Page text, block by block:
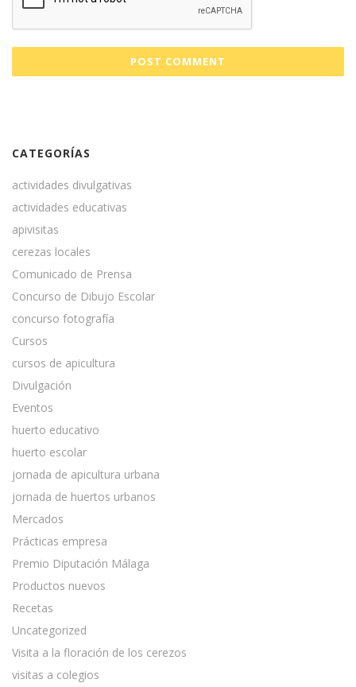
CATEGORÍAS
actividades divulgativas
actividades educativas
apivisitas
cerezas locales
Comunicado de Prensa
Concurso de Dibujo Escolar
concurso fotografía
Cursos
cursos de apicultura
Divulgación
Eventos
huerto educativo
huerto escolar
jornada de apicultura urbana
jornada de huertos urbanos
Mercados
Prácticas empresa
Premio Diputación Málaga
Productos nuevos
Recetas
Uncategorized
Visita a la floración de los cerezos
visitas a colegios